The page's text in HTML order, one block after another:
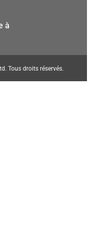
à
Tous droits réservés.